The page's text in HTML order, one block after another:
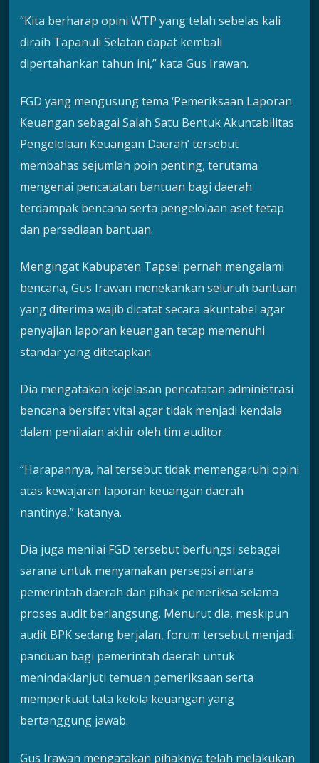
“Kita berharap opini WTP yang telah sebelas kali
diraih Tapanuli Selatan dapat kembali
dipertahankan tahun ini,” kata Gus Irawan.
FGD yang mengusung tema ‘Pemeriksaan Laporan
Keuangan sebagai Salah Satu Bentuk Akuntabilitas
Pengelolaan Keuangan Daerah’ tersebut
membahas sejumlah poin penting, terutama
mengenai pencatatan bantuan bagi daerah
terdampak bencana serta pengelolaan aset tetap
dan persediaan bantuan.
Mengingat Kabupaten Tapsel pernah mengalami
bencana, Gus Irawan menekankan seluruh bantuan
yang diterima wajib dicatat secara akuntabel agar
penyajian laporan keuangan tetap memenuhi
standar yang ditetapkan.
Dia mengatakan kejelasan pencatatan administrasi
bencana bersifat vital agar tidak menjadi kendala
dalam penilaian akhir oleh tim auditor.
“Harapannya, hal tersebut tidak memengaruhi opini
atas kewajaran laporan keuangan daerah
nantinya,” katanya.
Dia juga menilai FGD tersebut berfungsi sebagai
sarana untuk menyamakan persepsi antara
pemerintah daerah dan pihak pemeriksa selama
proses audit berlangsung. Menurut dia, meskipun
audit BPK sedang berjalan, forum tersebut menjadi
panduan bagi pemerintah daerah untuk
menindaklanjuti temuan pemeriksaan serta
memperkuat tata kelola keuangan yang
bertanggung jawab.
Gus Irawan mengatakan pihaknya telah melakukan